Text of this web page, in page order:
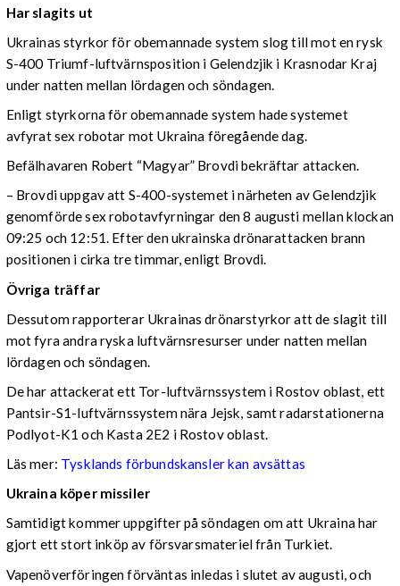
Har slagits ut
Ukrainas styrkor för obemannade system slog till mot en rysk
S-400 Triumf-luftvärnsposition i Gelendzjik i Krasnodar Kraj
under natten mellan lördagen och söndagen.
Enligt styrkorna för obemannade system hade systemet
avfyrat sex robotar mot Ukraina föregående dag.
Befälhavaren Robert “Magyar” Brovdi bekräftar attacken.
– Brovdi uppgav att S-400-systemet i närheten av Gelendzjik
genomförde sex robotavfyrningar den 8 augusti mellan klockan
09:25 och 12:51. Efter den ukrainska drönarattacken brann
positionen i cirka tre timmar, enligt Brovdi.
Övriga träffar
Dessutom rapporterar Ukrainas drönarstyrkor att de slagit till
mot fyra andra ryska luftvärnsresurser under natten mellan
lördagen och söndagen.
De har attackerat ett Tor-luftvärnssystem i Rostov oblast, ett
Pantsir-S1-luftvärnssystem nära Jejsk, samt radarstationerna
Podlyot-K1 och Kasta 2E2 i Rostov oblast.
Läs mer: Tysklands förbundskansler kan avsättas
Ukraina köper missiler
Samtidigt kommer uppgifter på söndagen om att Ukraina har
gjort ett stort inköp av försvarsmateriel från Turkiet.
Vapenöverföringen förväntas inledas i slutet av augusti, och